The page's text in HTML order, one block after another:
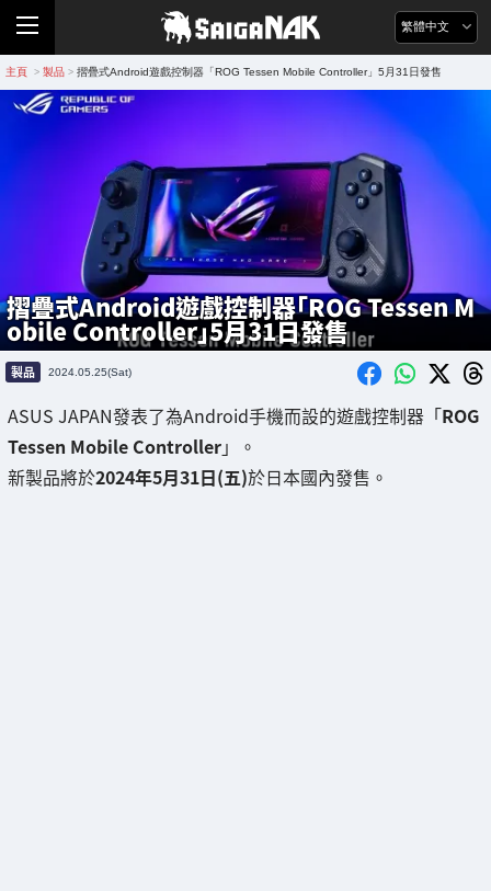
繁體中文
主頁 > 製品 > 摺疊式Android遊戲控制器「ROG Tessen Mobile Controller」5月31日發售
摺疊式Android遊戲控制器「ROG Tessen M
obile Controller」5月31日發售
製品 2024.05.25(Sat)
ASUS JAPAN發表了為Android手機而設的遊戲控制器「ROG
Tessen Mobile Controller」。
新製品將於2024年5月31日(五)於日本國內發售。